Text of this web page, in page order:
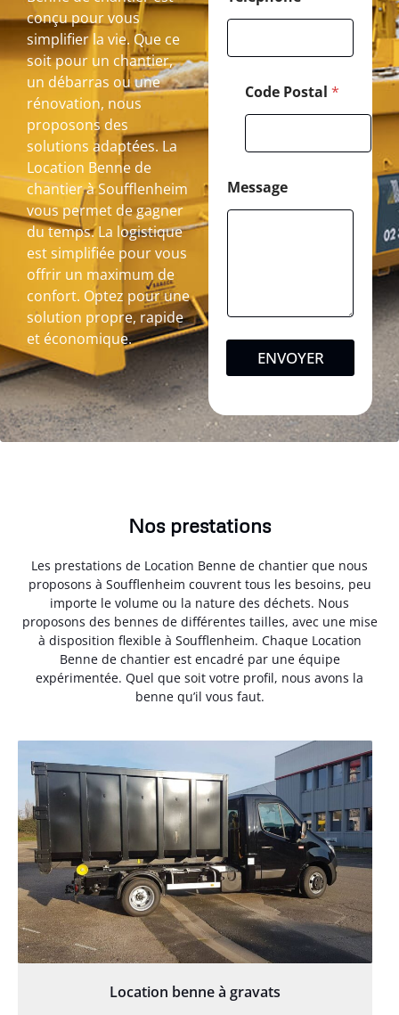
conçu pour vous
simplifier la vie. Que ce
soit pour un chantier,
un débarras ou une
rénovation, nous
proposons des
solutions adaptées. La
Location Benne de
chantier à Soufflenheim
vous permet de gagner
du temps. La logistique
est simplifiée pour vous
offrir un maximum de
confort. Optez pour une
solution propre, rapide
et économique.
Code Postal *
Message
ENVOYER
Nos prestations
Les prestations de Location Benne de chantier que nous
proposons à Soufflenheim couvrent tous les besoins, peu
importe le volume ou la nature des déchets. Nous
proposons des bennes de différentes tailles, avec une mise
à disposition flexible à Soufflenheim. Chaque Location
Benne de chantier est encadré par une équipe
expérimentée. Quel que soit votre profil, nous avons la
benne qu’il vous faut.
Location benne à gravats